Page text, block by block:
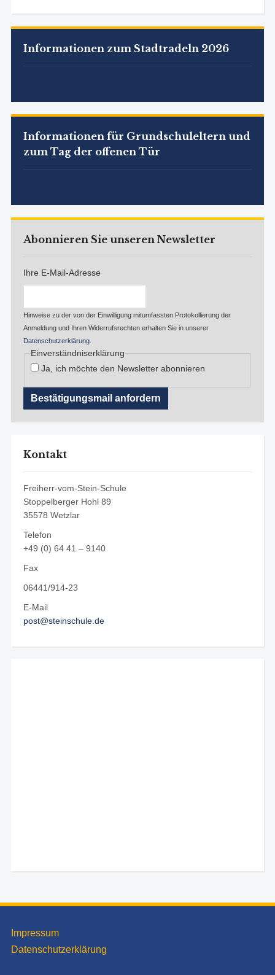
Informationen zum Stadtradeln 2026
Informationen für Grundschuleltern und
zum Tag der offenen Tür
Abonnieren Sie unseren Newsletter
Ihre E-Mail-Adresse
Hinweise zu der von der Einwilligung mitumfassten Protokollierung der
Anmeldung und Ihren Widerrufsrechten erhalten Sie in unserer
Datenschutzerklärung.
Einverständniserklärung
Ja, ich möchte den Newsletter abonnieren
Kontakt
Freiherr-vom-Stein-Schule
Stoppelberger Hohl 89
35578 Wetzlar
Telefon
+49 (0) 64 41 – 9140
Fax
06441/914-23
E-Mail
post@steinschule.de
Impressum
Datenschutzerklärung